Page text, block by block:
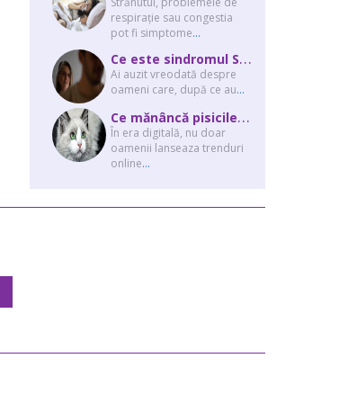
respirație sau congestia
pot fi simptome...
C
e este sindromul Stockholm și de ce victimele își apără agresorii.
Ai auzit vreodată despre
oameni care, după ce au...
C
e mănâncă pisicile “influencer” pe Instagram? Hrana lor virală
În era digitală, nu doar
oamenii lanseaza trenduri
online...